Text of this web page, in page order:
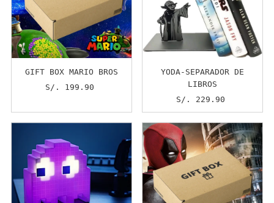
GIFT BOX MARIO BROS
Precio
S/. 199.90
YODA-SEPARADOR DE
LIBROS
Precio
normal
S/. 229.90